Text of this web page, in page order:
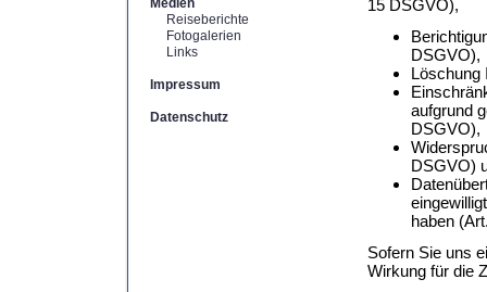
Medien
Reiseberichte
Fotogalerien
Links
Impressum
Datenschutz
15 DSGVO),
DSGVO),
Löschung
aufgrund
DSGVO),
DSGVO)
haben
Sofern Sie uns
Wirkung für die